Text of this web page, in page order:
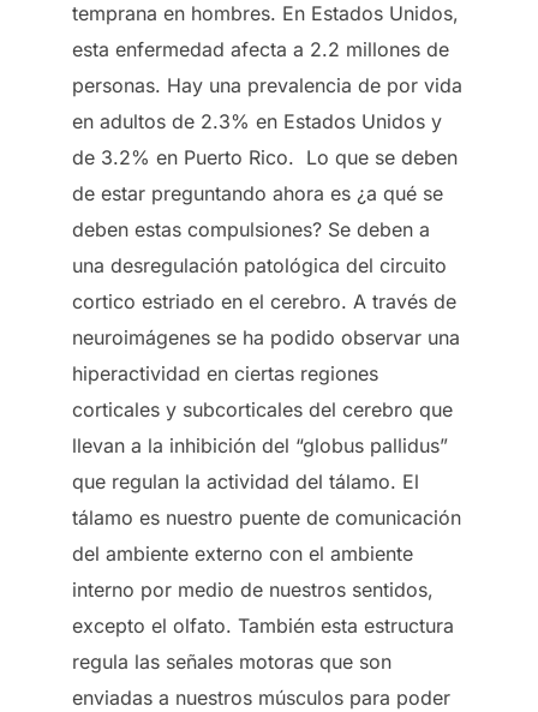
temprana en hombres. En Estados Unidos,
esta enfermedad afecta a 2.2 millones de
personas. Hay una prevalencia de por vida
en adultos de 2.3% en Estados Unidos y
de 3.2% en Puerto Rico. Lo que se deben
de estar preguntando ahora es ¿a qué se
deben estas compulsiones? Se deben a
una desregulación patológica del circuito
cortico estriado en el cerebro. A través de
neuroimágenes se ha podido observar una
hiperactividad en ciertas regiones
corticales y subcorticales del cerebro que
llevan a la inhibición del “globus pallidus”
que regulan la actividad del tálamo. El
tálamo es nuestro puente de comunicación
del ambiente externo con el ambiente
interno por medio de nuestros sentidos,
excepto el olfato. También esta estructura
regula las señales motoras que son
enviadas a nuestros músculos para poder